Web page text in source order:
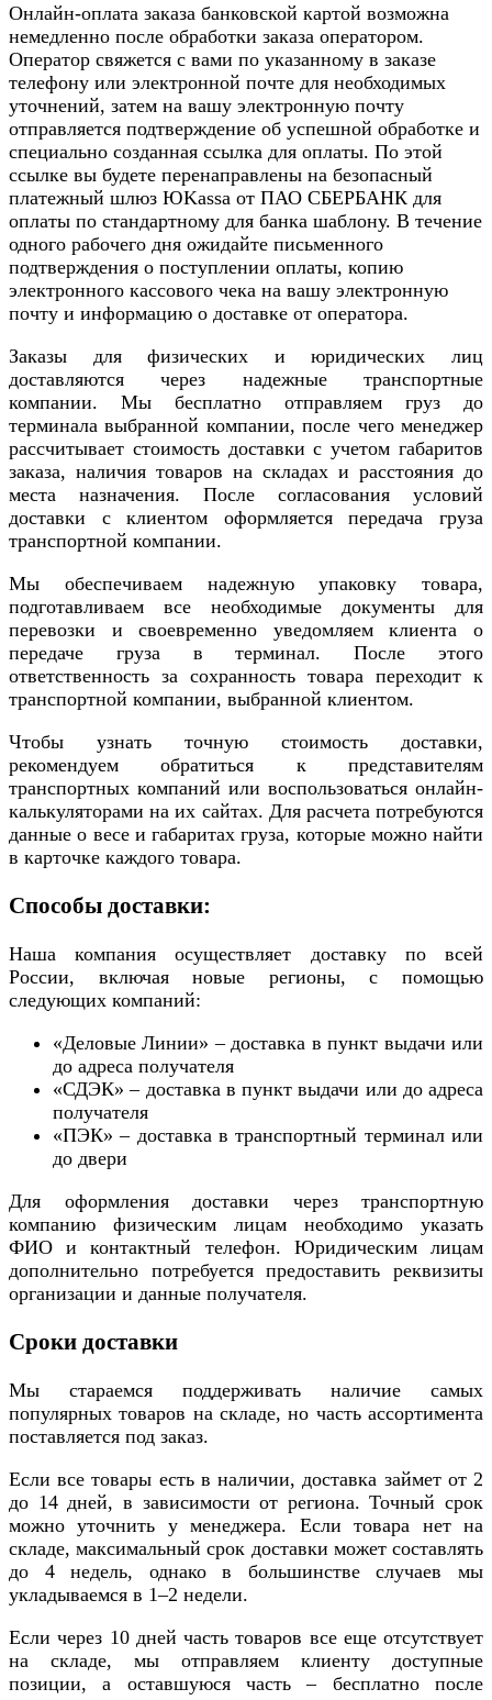
Онлайн-оплата заказа банковской картой возможна
немедленно после обработки заказа оператором.
Оператор свяжется с вами по указанному в заказе
телефону или электронной почте для необходимых
уточнений, затем на вашу электронную почту
отправляется подтверждение об успешной обработке и
специально созданная ссылка для оплаты. По этой
ссылке вы будете перенаправлены на безопасный
платежный шлюз ЮKassa от ПАО СБЕРБАНК для
оплаты по стандартному для банка шаблону. В течение
одного рабочего дня ожидайте письменного
подтверждения о поступлении оплаты, копию
электронного кассового чека на вашу электронную
почту и информацию о доставке от оператора.
Заказы для физических и юридических лиц
доставляются через надежные транспортные
компании. Мы бесплатно отправляем груз до
терминала выбранной компании, после чего менеджер
рассчитывает стоимость доставки с учетом габаритов
заказа, наличия товаров на складах и расстояния до
места назначения. После согласования условий
доставки с клиентом оформляется передача груза
транспортной компании.
Мы обеспечиваем надежную упаковку товара,
подготавливаем все необходимые документы для
перевозки и своевременно уведомляем клиента о
передаче груза в терминал. После этого
ответственность за сохранность товара переходит к
транспортной компании, выбранной клиентом.
Чтобы узнать точную стоимость доставки,
рекомендуем обратиться к представителям
транспортных компаний или воспользоваться онлайн-
калькуляторами на их сайтах. Для расчета потребуются
данные о весе и габаритах груза, которые можно найти
в карточке каждого товара.
Способы доставки:
Наша компания осуществляет доставку по всей
России, включая новые регионы, с помощью
следующих компаний:
«Деловые Линии» – доставка в пункт выдачи или
до адреса получателя
«СДЭК» – доставка в пункт выдачи или до адреса
получателя
«ПЭК» – доставка в транспортный терминал или
до двери
Для оформления доставки через транспортную
компанию физическим лицам необходимо указать
ФИО и контактный телефон. Юридическим лицам
дополнительно потребуется предоставить реквизиты
организации и данные получателя.
Сроки доставки
Мы стараемся поддерживать наличие самых
популярных товаров на складе, но часть ассортимента
поставляется под заказ.
Если все товары есть в наличии, доставка займет от 2
до 14 дней, в зависимости от региона. Точный срок
можно уточнить у менеджера. Если товара нет на
складе, максимальный срок доставки может составлять
до 4 недель, однако в большинстве случаев мы
укладываемся в 1–2 недели.
Если через 10 дней часть товаров все еще отсутствует
на складе, мы отправляем клиенту доступные
позиции, а оставшуюся часть – бесплатно после